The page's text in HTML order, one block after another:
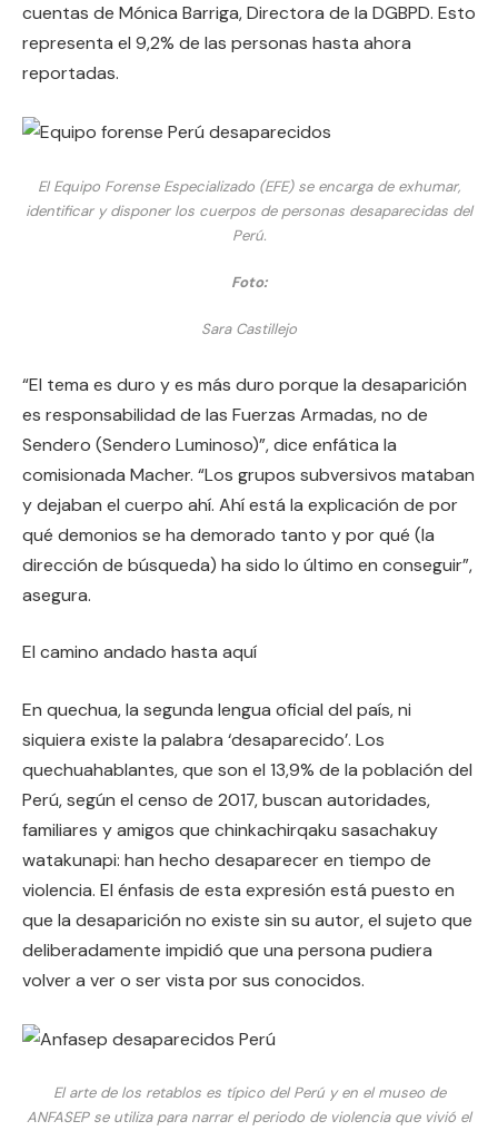
cuentas de Mónica Barriga, Directora de la DGBPD. Esto
representa el 9,2% de las personas hasta ahora
reportadas.
El Equipo Forense Especializado (EFE) se encarga de exhumar,
identificar y disponer los cuerpos de personas desaparecidas del
Perú.
Foto:
Sara Castillejo
“El tema es duro y es más duro porque la desaparición
es responsabilidad de las Fuerzas Armadas, no de
Sendero (Sendero Luminoso)”, dice enfática la
comisionada Macher. “Los grupos subversivos mataban
y dejaban el cuerpo ahí. Ahí está la explicación de por
qué demonios se ha demorado tanto y por qué (la
dirección de búsqueda) ha sido lo último en conseguir”,
asegura.
El camino andado hasta aquí
En quechua, la segunda lengua oficial del país, ni
siquiera existe la palabra ‘desaparecido’. Los
quechuahablantes, que son el 13,9% de la población del
Perú, según el censo de 2017, buscan autoridades,
familiares y amigos que chinkachirqaku sasachakuy
watakunapi: han hecho desaparecer en tiempo de
violencia. El énfasis de esta expresión está puesto en
que la desaparición no existe sin su autor, el sujeto que
deliberadamente impidió que una persona pudiera
volver a ver o ser vista por sus conocidos.
El arte de los retablos es típico del Perú y en el museo de
ANFASEP se utiliza para narrar el periodo de violencia que vivió el